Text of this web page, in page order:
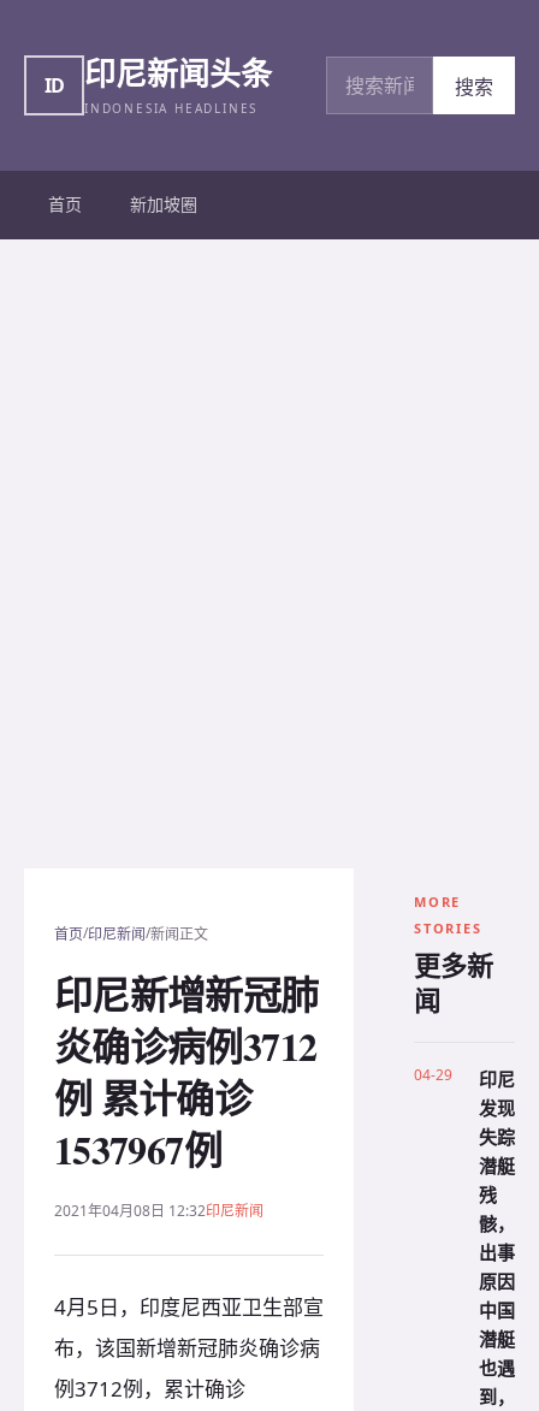
ID 印尼新闻头条
INDONESIA HEADLINES
搜索新闻
搜索
首页 新加坡圈
首页/印尼新闻/新闻正文
印尼新增新冠肺
炎确诊病例3712
例 累计确诊
1537967例
2021年04月08日 12:32印尼新闻
4月5日，印度尼西亚卫生部宣
布，该国新增新冠肺炎确诊病
例3712例，累计确诊
MORE
STORIES
更多新
闻
04-29
印尼
发现
失踪
潜艇
残
骸，
出事
原因
中国
潜艇
也遇
到，